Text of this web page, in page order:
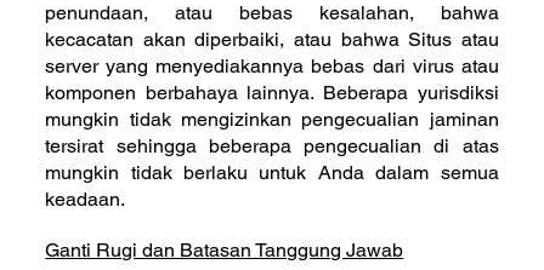
penundaan, atau bebas kesalahan, bahwa
kecacatan akan diperbaiki, atau bahwa Situs atau
server yang menyediakannya bebas dari virus atau
komponen berbahaya lainnya. Beberapa yurisdiksi
mungkin tidak mengizinkan pengecualian jaminan
tersirat sehingga beberapa pengecualian di atas
mungkin tidak berlaku untuk Anda dalam semua
keadaan.
Ganti Rugi dan Batasan Tanggung Jawab